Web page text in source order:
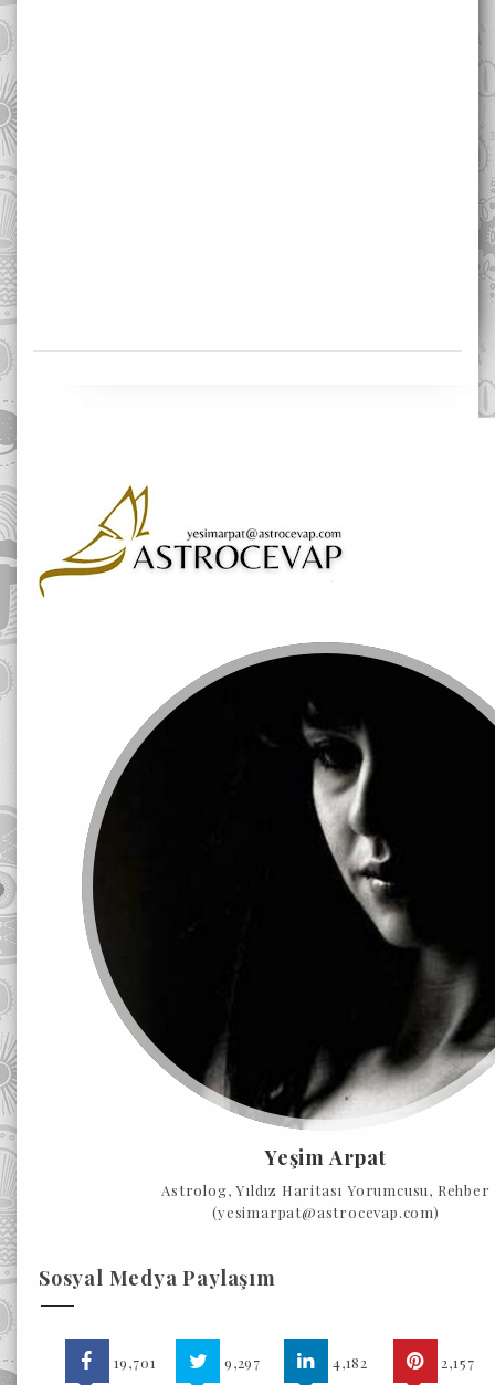
Yeşim Arpat
Astrolog, Yıldız Haritası Yorumcusu, Rehber
(yesimarpat@astrocevap.com)
Sosyal Medya Paylaşım
19,701 9,297 4,182 2,157